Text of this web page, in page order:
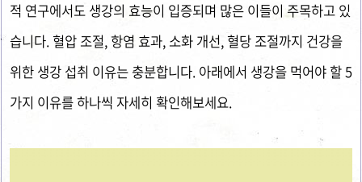
적 연구에서도 생강의 효능이 입증되며 많은 이들이 주목하고 있
습니다. 혈압 조절, 항염 효과, 소화 개선, 혈당 조절까지 건강을
위한 생강 섭취 이유는 충분합니다. 아래에서 생강을 먹어야 할 5
가지 이유를 하나씩 자세히 확인해보세요.